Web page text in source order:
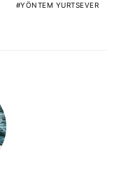
YÖNTEM YURTSEVER